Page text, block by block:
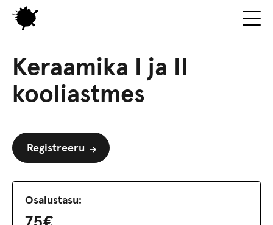
Keraamika I ja II
kooliastmes
Registreeru
Osalustasu: